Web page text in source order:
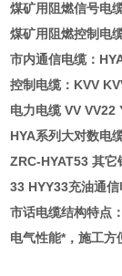
煤矿用阻燃信号电
煤矿用阻燃控制电
市内通信电缆：
控制电缆：KVV
电力电缆 VV VV22
HYA系列大对数电
ZRC-HYAT53 其它
33 HYY33充油通
市话电缆结构特点
电气性能*，施工方